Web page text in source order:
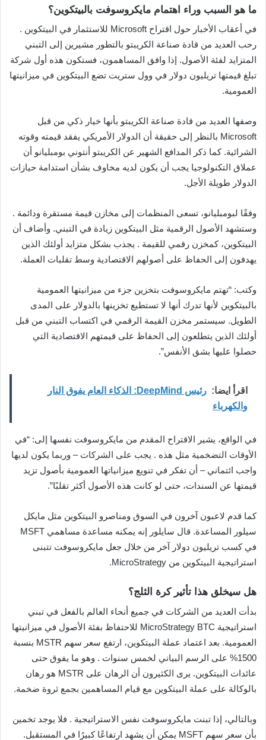
ما هو السبب وراء اهتمام مايكروسوفت بالبيتكوين؟
في أعقاب الأخبار حول اقتراح Microsoft للاستثمار في البيتكوين .
رحب العديد من قادة صناعة الكريبتو بالتطور مشيرين إلى التبني
المتزايد لفئة الأصول. إذا وافق المساهمون، فستكون هذه أول شركة
تبلغ قيمتها تريليون دولار في وول ستريت تضع البيتكوين في ميزانيتها
العمومية.
وصفها العديد من قادة صناعة الكريبتو بأنها خيار ذكي من قبل
Microsoft بالنظر إلى حقيقة أن الدولار الأمريكي يفقد قيمته وقوته
الشرائية. كما ذكر المدافع الشهير عن الكريبتو أنتوني بومبليانو أن
عملاق التكنولوجيا يجب أن يكون لديه مخاوف بشأن استدامة حيازات
الدولار طويلة الأجل.
وفقًا لبومبليانو، تسعى المنظمات إلى مخازن قيمة مستقرة ودائمة .
وستشهد الأصول الرقمية مثل البيتكوين زيادة في التبني. وأضاف أن
البيتكوين، كمخزن رقمي للقيمة . يجذب بشكل متزايد أولئك الذين
يهدفون إلى الحفاظ على أصولهم الاقتصادية وسط تقلبات العملة.
وكتب: “تهتم مايكروسوفت بتخزين جزء من ميزانيتها العمومية
بالبيتكوين لأنها تدرك أنها لا تستطيع تخزينها بالدولار على المدى
الطويل. سيستمر مخزن القيمة الرقمي في اكتساب التبني من قبل
أولئك الذين يتطلعون إلى الحفاظ على قيمتهم الاقتصادية التي
حصلوا عليها بشق الأنفس”.
اقرأ ايضا:
رئيس DeepMind: الذكاء العام يفوق النار
والكهرباء
في الواقع، يشير الاقتراح المقدم من مايكروسوفت نفسها إلى: “في
الأوقات التضخمية مثل هذه . يجب على الشركات – وربما يكون لديها
واجب ائتماني – أن تفكر في تنويع ميزانياتها العمومية بأصول تزيد
قيمتها عن السندات، حتى لو كانت هذه الأصول أكثر تقلبًا”.
كما قدم لاعبون آخرون في السوق ومناصرو البيتكوين مثل مايكل
سيلور المساعدة. قال سايلور إنه يمكنه مساعدة مساهمي MSFT
في كسب تريليون دولار آخر من خلال جعل مايكروسوفت تتبنى
استراتيجية البيتكوين من MicroStrategy.
هل سيخلق هذا تأثير كرة الثلج؟
بدأت العديد من الشركات في جميع أنحاء العالم بالفعل في تبني
استراتيجية MicroStrategy BTC للاحتفاظ بفئة الأصول في ميزانيتها
العمومية. بعد اعتماد عملة البيتكوين، ارتفع سعر سهم MSTR بنسبة
1500% على الرسم البياني لخمس سنوات . وهو ما يفوق حتى
عائدات البيتكوين. يرى الكثيرون أن الرهان على MSTR هو رهان
بالوكالة على عملة البيتكوين مع قيام المساهمين بجمع ثروة ضخمة.
وبالتالي، إذا تبنت مايكروسوفت نفس الاستراتيجية . فلا يوجد تخمين
بأن سعر سهم MSFT يمكن أن يشهد ارتفاعًا كبيرًا في المستقبل.